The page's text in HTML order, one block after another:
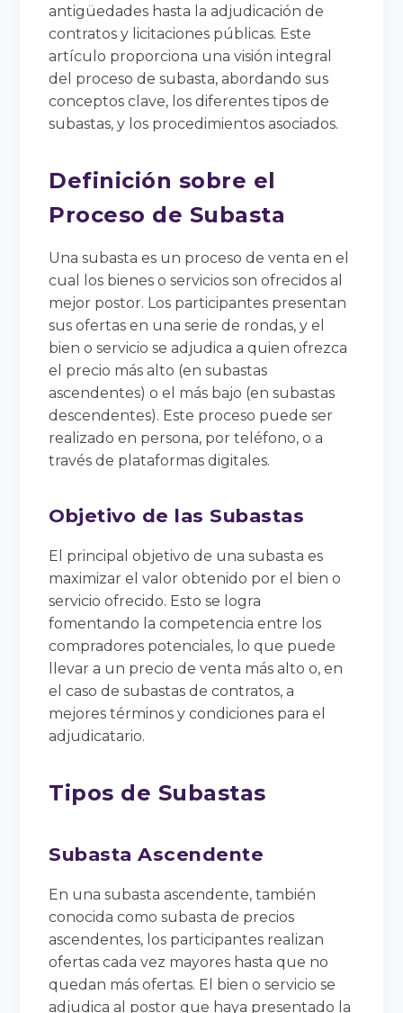
antigüedades hasta la adjudicación de
contratos y licitaciones públicas. Este
artículo proporciona una visión integral
del proceso de subasta, abordando sus
conceptos clave, los diferentes tipos de
subastas, y los procedimientos asociados.
Definición sobre el
Proceso de Subasta
Una subasta es un proceso de venta en el
cual los bienes o servicios son ofrecidos al
mejor postor. Los participantes presentan
sus ofertas en una serie de rondas, y el
bien o servicio se adjudica a quien ofrezca
el precio más alto (en subastas
ascendentes) o el más bajo (en subastas
descendentes). Este proceso puede ser
realizado en persona, por teléfono, o a
través de plataformas digitales.
Objetivo de las Subastas
El principal objetivo de una subasta es
maximizar el valor obtenido por el bien o
servicio ofrecido. Esto se logra
fomentando la competencia entre los
compradores potenciales, lo que puede
llevar a un precio de venta más alto o, en
el caso de subastas de contratos, a
mejores términos y condiciones para el
adjudicatario.
Tipos de Subastas
Subasta Ascendente
En una subasta ascendente, también
conocida como subasta de precios
ascendentes, los participantes realizan
ofertas cada vez mayores hasta que no
quedan más ofertas. El bien o servicio se
adjudica al postor que haya presentado la